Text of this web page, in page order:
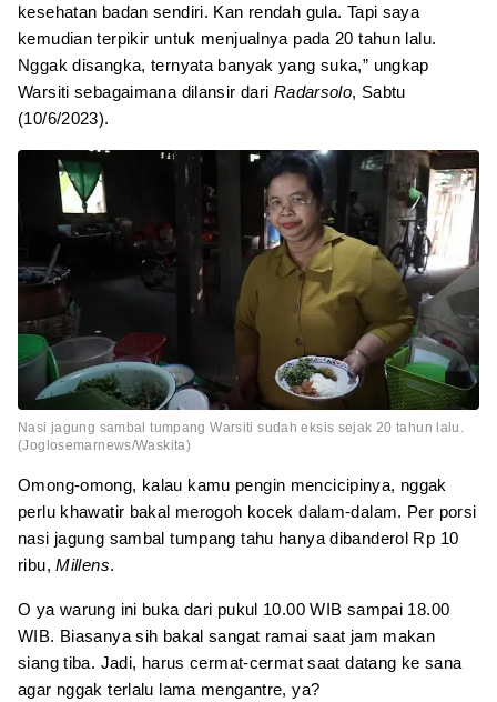
kesehatan badan sendiri. Kan rendah gula. Tapi saya
kemudian terpikir untuk menjualnya pada 20 tahun lalu.
Nggak disangka, ternyata banyak yang suka,” ungkap
Warsiti sebagaimana dilansir dari Radarsolo, Sabtu
(10/6/2023).
Nasi jagung sambal tumpang Warsiti sudah eksis sejak 20 tahun lalu.
(Joglosemarnews/Waskita)
Omong-omong, kalau kamu pengin mencicipinya, nggak
perlu khawatir bakal merogoh kocek dalam-dalam. Per porsi
nasi jagung sambal tumpang tahu hanya dibanderol Rp 10
ribu,Millens.
O ya warung ini buka dari pukul 10.00 WIB sampai 18.00
WIB. Biasanya sih bakal sangat ramai saat jam makan
siang tiba. Jadi, harus cermat-cermat saat datang ke sana
agar nggak terlalu lama mengantre, ya?